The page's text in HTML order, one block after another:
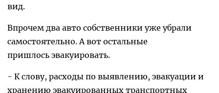
вид.
Впрочем два авто собственники уже убрали
самостоятельно. А вот остальные
пришлось эвакуировать.
- К слову, расходы по выявлению, эвакуации и
хранению эвакуированных транспортных